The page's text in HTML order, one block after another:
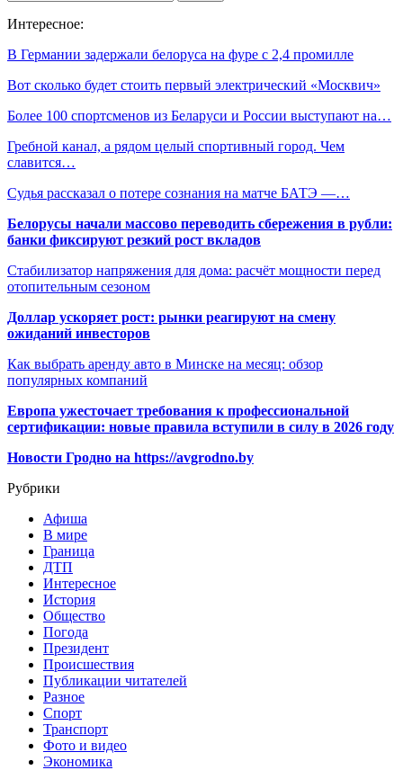
Интересное:
В Германии задержали белоруса на фуре с 2,4 промилле
Вот сколько будет стоить первый электрический «Москвич»
Более 100 спортсменов из Беларуси и России выступают на…
Гребной канал, а рядом целый спортивный город. Чем
славится…
Судья рассказал о потере сознания на матче БАТЭ —…
Белорусы начали массово переводить сбережения в рубли:
банки фиксируют резкий рост вкладов
Стабилизатор напряжения для дома: расчёт мощности перед
отопительным сезоном
Доллар ускоряет рост: рынки реагируют на смену
ожиданий инвесторов
Как выбрать аренду авто в Минске на месяц: обзор
популярных компаний
Европа ужесточает требования к профессиональной
сертификации: новые правила вступили в силу в 2026 году
Новости Гродно на https://avgrodno.by
Рубрики
Афиша
В мире
Граница
ДТП
Интересное
История
Общество
Погода
Президент
Происшествия
Публикации читателей
Разное
Спорт
Транспорт
Фото и видео
Экономика